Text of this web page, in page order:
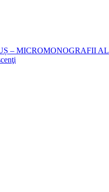
– MICROMONOGRAFII